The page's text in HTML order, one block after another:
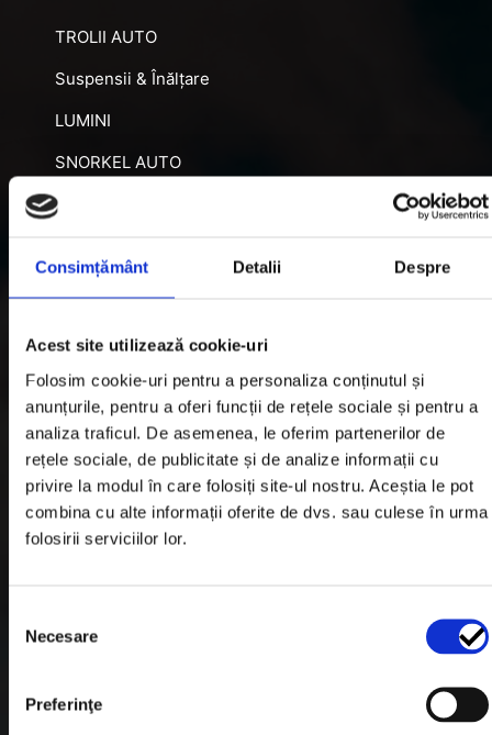
Consimțământ Detalii Despre
Acest site utilizează cookie-uri
Folosim cookie-uri pentru a personaliza conținutul și
anunțurile, pentru a oferi funcții de rețele sociale și pentru a
analiza traficul. De asemenea, le oferim partenerilor de
rețele sociale, de publicitate și de analize informații cu
privire la modul în care folosiți site-ul nostru. Aceștia le pot
combina cu alte informații oferite de dvs. sau culese în urma
folosirii serviciilor lor.
consimțământului
Necesare
Preferinţe
TROLII AUTO
Suspensii & Înălțare
LUMINI
SNORKEL AUTO
ACCESORII RECUPERARE
Informatii utile
Informatii Livrare
Garantie si Retur
Politica de Cookies
Plata in Rate